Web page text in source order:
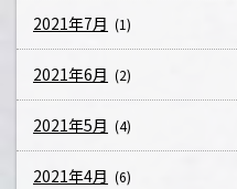
2021年7月 (1)
2021年6月 (2)
2021年5月 (4)
2021年4月 (6)